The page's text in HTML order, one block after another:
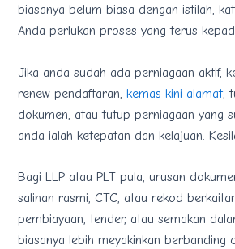
biasanya belum biasa dengan istilah,
Anda perlukan proses yang terus
Jika anda sudah ada perniagaan aktif,
renew pendaftaran, kemas kini alamat,
dokumen, atau tutup perniagaan yang
anda ialah ketepatan dan kelajuan.
Bagi LLP atau PLT pula, urusan
salinan rasmi, CTC, atau rekod
pembiayaan, tender, atau semakan
biasanya lebih meyakinkan berbanding